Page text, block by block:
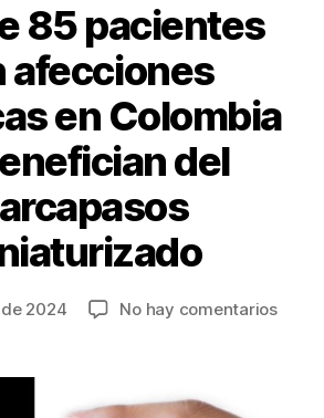
85 pacientes
afecciones
en Colombia
del
2024 No hay comentariosen